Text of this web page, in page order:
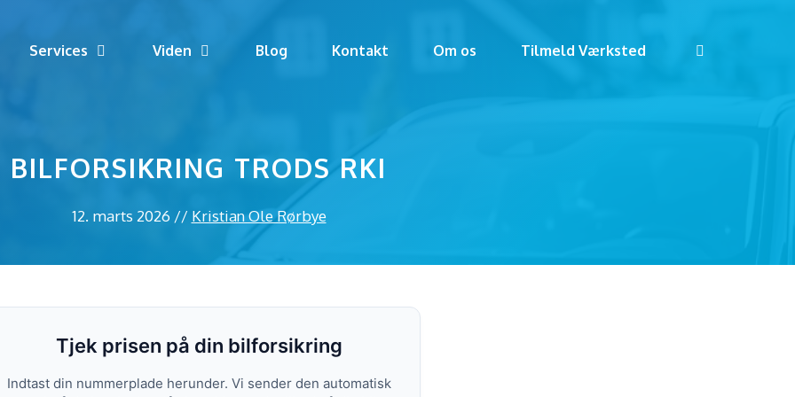
Services Viden Blog Kontakt Om os Tilmeld Værksted
BILFORSIKRING TRODS RKI
12. marts 2026 // Kristian Ole Rørbye
Tjek prisen på din bilforsikring
Indtast din nummerplade herunder. Vi sender den automatisk